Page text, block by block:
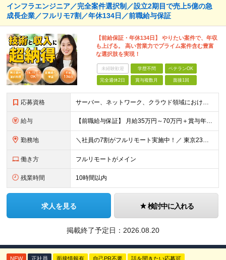
インフラエンジニア／完全案件選択制／設立2期目で売上5億の急
成長企業／フルリモ7割／年休134日／前職給与保証
【前給保証・年休134日】 やりたい案件で、年収
も上げる。 高い営業力でプライム案件含む豊富
な選択肢を実現！
未経験歓迎 学歴不問 ベテランOK
完全週休2日 賞与複数月 面接1回
応募資格 サーバー、ネットワーク、クラウド領域におけるインフラエンジニアとしての何らかの実務経験（年数不問） ※設計、構築、運用保守、監視等 少しでも実務経験があれば、まずは気軽にエントリーしてみてください！
給与 【前職給与保証】 月給35万円～70万円＋賞与年2回＋各種手当 ※前職の給与・スキル・経験を考慮の上、決定いたします。 ※月給には固定残業代（月30時間分／5万円～10万円）を含みます。超過分は別途
勤務地 ＼社員の7割がフルリモート実施中！／ 東京23区内など1都3県を中心としたプロジェクト先での勤務となります。 ※勤務地は希望を考慮します ≪本社≫ 東京都渋谷区恵比寿南1丁目3番7号 隅越ビル5階
働き方 フルリモートがメイン
残業時間 10時間以内
求人を見る 検討中に入れる
掲載終了予定日： 2026.08.20
NEW 正社員 面接情報有 自己PR不要 話を聞きたい応募可